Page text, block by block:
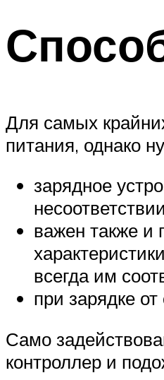
Для самых
питания, однако
зарядное
важен также и
всегда им
при зарядке
Само
контроллер и